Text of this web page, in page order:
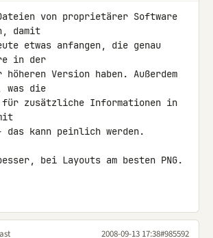
von proprietärer Software
damit
etwas anfangen, die genau
in der
Version haben. Außerdem
was die
für zusätzliche Informationen in
das kann peinlich werden.
bei Layouts am besten PNG.
2008-09-13 17:38#985592